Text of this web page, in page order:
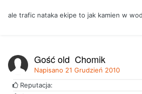
ale trafic nataka ekipe to jak kamien w
Gość old_Chomik
Napisano 21 Grudzień 2010
Reputacja: